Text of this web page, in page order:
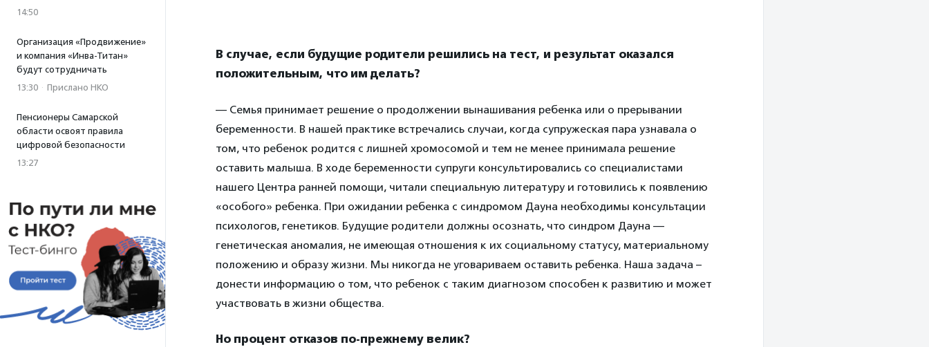
14:50
Организация «Продвижение»
и компания «Инва-Титан»
будут сотрудничать
13:30 · Прислано НКО
Пенсионеры Самарской
области освоят правила
цифровой безопасности
13:27
В случае, если будущие родители решились на тест, и результат оказался
положительным, что им делать?
— Семья принимает решение о продолжении вынашивания ребенка или о прерывании
беременности. В нашей практике встречались случаи, когда супружеская пара узнавала о
том, что ребенок родится с лишней хромосомой и тем не менее принимала решение
оставить малыша. В ходе беременности супруги консультировались со специалистами
нашего Центра ранней помощи, читали специальную литературу и готовились к появлению
«особого» ребенка. При ожидании ребенка с синдромом Дауна необходимы консультации
психологов, генетиков. Будущие родители должны осознать, что синдром Дауна —
генетическая аномалия, не имеющая отношения к их социальному статусу, материальному
положению и образу жизни. Мы никогда не уговариваем оставить ребенка. Наша задача –
донести информацию о том, что ребенок с таким диагнозом способен к развитию и может
участвовать в жизни общества.
Но процент отказов по-прежнему велик?